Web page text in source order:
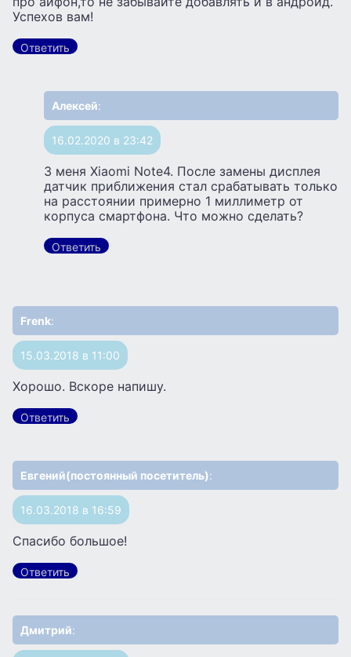
Успехов вам!
Ответить
Алексей:
16.02.2020 в 23:42
3 меня Xiaomi Note4. После замены дисплея
датчик приближения стал срабатывать только
на расстоянии примерно 1 миллиметр от
корпуса смартфона. Что можно сделать?
Ответить
Frenk:
15.03.2018 в 11:00
Хорошо. Вскоре напишу.
Ответить
Евгений(постоянный посетитель):
16.03.2018 в 16:59
Спасибо большое!
Ответить
Дмитрий: